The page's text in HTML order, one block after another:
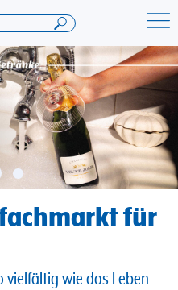
für
vielfältig wie das Leben